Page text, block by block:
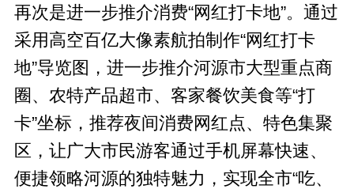
再次是进一步推介消费“网红打卡地”。通过
采用高空百亿大像素航拍制作“网红打卡
地”导览图，进一步推介河源市大型重点商
圈、农特产品超市、客家餐饮美食等“打
卡”坐标，推荐夜间消费网红点、特色集聚
区，让广大市民游客通过手机屏幕快速、
便捷领略河源的独特魅力，实现全市“吃、